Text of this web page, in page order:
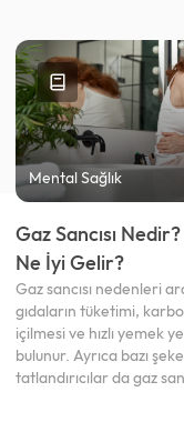
Mental Sağlık
Gaz Sancısı
Ne İyi Gelir?
Gaz sancısı nedenleri
gıdaların tüketimi,
içilmesi ve hızlı yemek
bulunur. Ayrıca bazı
tatlandırıcılar da gaz